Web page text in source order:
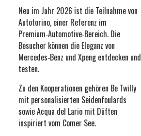
Neu im Jahr 2026 ist die Teilnahme von
Autotorino, einer Referenz im
Premium‑Automotive‑Bereich. Die
Besucher können die Eleganz von
Mercedes‑Benz und Xpeng entdecken und
testen.
Zu den Kooperationen gehören Be Twilly
mit personalisierten Seidenfoulards
sowie Acqua del Lario mit Düften
inspiriert vom Comer See.